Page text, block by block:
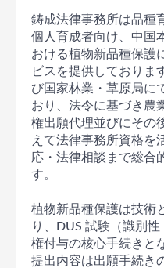
鋳成法律事務所は品種
個人育成者向け、中国
おける植物新品種保護
ビスを提供しておりま
び国家林業・草原局に
おり、法令に基づき農
権出願代理並びにその
えて法律事務所資格を
応・法律相談まで総合
す。
植物新品種保護は技術
り、DUS 試験（識別
権付与の核心手続きと
提出内容は出願手続き